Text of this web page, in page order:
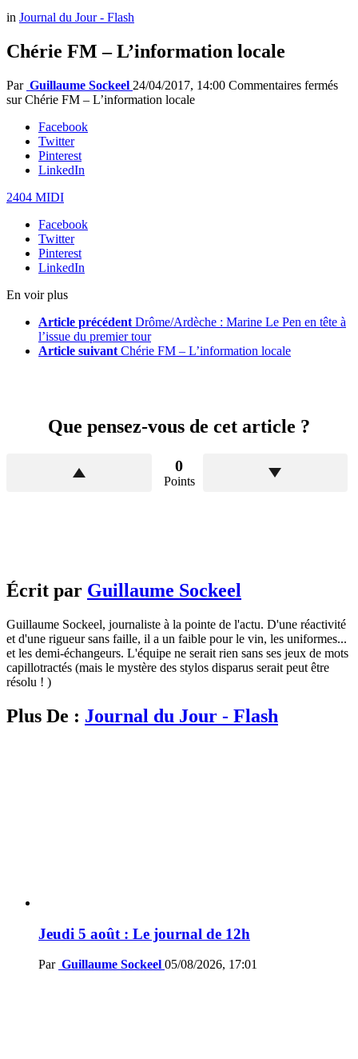
in Journal du Jour - Flash
Chérie FM – L’information locale
Par Guillaume Sockeel 24/04/2017, 14:00 Commentaires fermés
sur Chérie FM – L’information locale
Facebook
Twitter
Pinterest
LinkedIn
2404 MIDI
Facebook
Twitter
Pinterest
LinkedIn
En voir plus
Article précédent Drôme/Ardèche : Marine Le Pen en tête à
l’issue du premier tour
Article suivant Chérie FM – L’information locale
Que pensez-vous de cet article ?
0
Points
Écrit par Guillaume Sockeel
Guillaume Sockeel, journaliste à la pointe de l'actu. D'une réactivité
et d'une rigueur sans faille, il a un faible pour le vin, les uniformes...
et les demi-échangeurs. L'équipe ne serait rien sans ses jeux de mots
capillotractés (mais le mystère des stylos disparus serait peut être
résolu ! )
Plus De : Journal du Jour - Flash
Jeudi 5 août : Le journal de 12h
Par Guillaume Sockeel 05/08/2026, 17:01